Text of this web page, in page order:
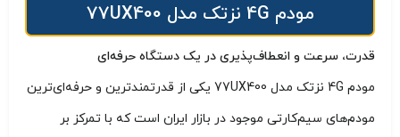
مودم 4G نزتک مدل 77UX400
قدرت، سرعت و انعطاف‌پذیری در یک دستگاه حرفه‌ای
مودم 4G نزتک مدل 77UX400 یکی از قدرتمندترین و حرفه‌ای‌ترین
مودم‌های سیم‌کارتی موجود در بازار ایران است که با تمرکز بر